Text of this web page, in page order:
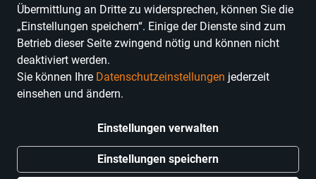
Übermittlung an Dritte zu widersprechen, können Sie die
„Einstellungen speichern“. Einige der Dienste sind zum
Betrieb dieser Seite zwingend nötig und können nicht
deaktiviert werden.
Sie können Ihre Datenschutzeinstellungen jederzeit
einsehen und ändern.
Einstellungen verwalten
Einstellungen speichern
ALLE FILTER
Marken Farbe